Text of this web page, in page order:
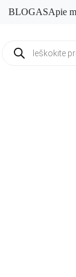
BLOGASApie
search